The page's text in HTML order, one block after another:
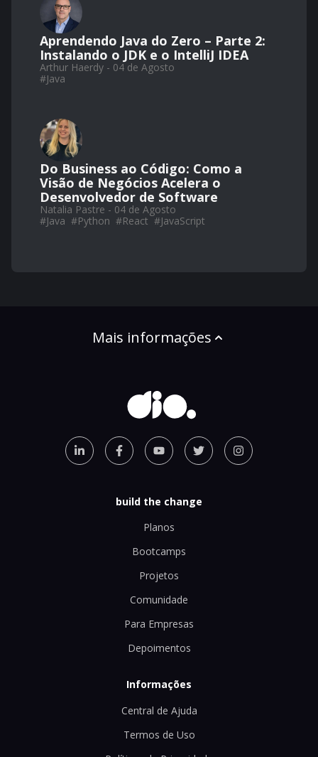
Aprendendo Java do Zero – Parte 2:
Instalando o JDK e o IntelliJ IDEA
Arthur Haerdy - 04 de Agosto
#Java
Do Business ao Código: Como a
Visão de Negócios Acelera o
Desenvolvedor de Software
Natalia Pastre - 04 de Agosto
#Java #Python #React #JavaScript
Mais informações
build the change
Planos
Bootcamps
Projetos
Comunidade
Para Empresas
Depoimentos
Informações
Central de Ajuda
Termos de Uso